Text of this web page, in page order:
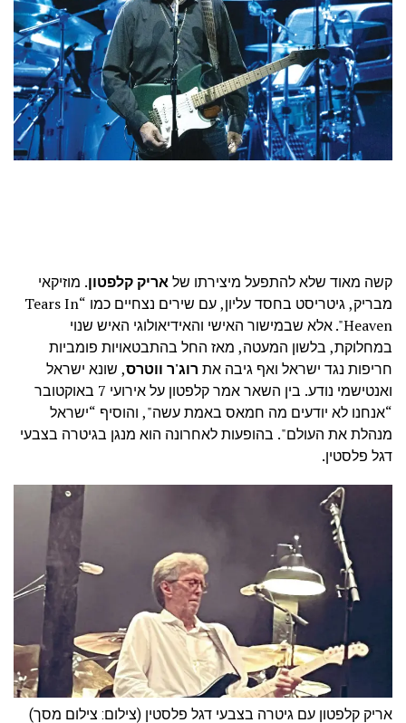
קשה מאוד שלא להתפעל מיצירתו שלאריק קלפטון. מוזיקאי
מבריק, גיטריסט בחסד עליון, עם שירים נצחיים כמו “Tears In
Heaven". אלא שבמישור האישי והאידיאולוגי האיש שנוי
במחלוקת, בלשון המעטה, מאז החל בהתבטאויות פומביות
חריפות נגד ישראל ואף גיבה את רוג'ר ווטרס, שונא ישראל
ואנטישמי נודע. בין השאר אמר קלפטון על אירועי 7 באוקטובר
“אנחנו לא יודעים מה חמאס באמת עשה", והוסיף “ישראל
מנהלת את העולם". בהופעות לאחרונה הוא מנגן בגיטרה בצבעי
דגל פלסטין.
אריק קלפטון עם גיטרה בצבעי דגל פלסטין (צילום: צילום מסך)